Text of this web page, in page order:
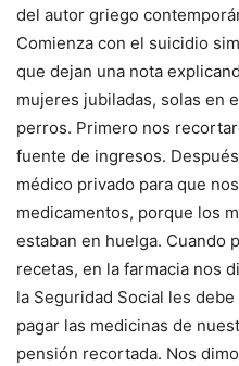
del autor griego
Comienza con el suicidio
que dejan una nota
mujeres jubiladas, solas en
perros. Primero nos
fuente de ingresos.
médico privado para que
medicamentos, porque los
estaban en huelga. Cuando
recetas, en la farmacia nos
la Seguridad Social les
pagar las medicinas de
pensión recortada. Nos